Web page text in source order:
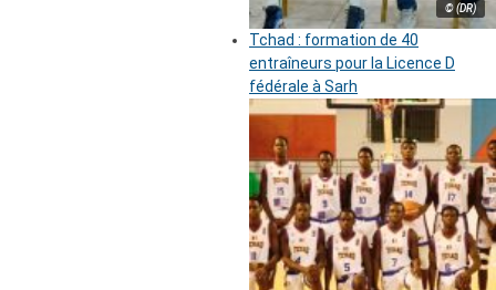
© (DR)
Tchad : formation de 40
entraîneurs pour la Licence D
fédérale à Sarh